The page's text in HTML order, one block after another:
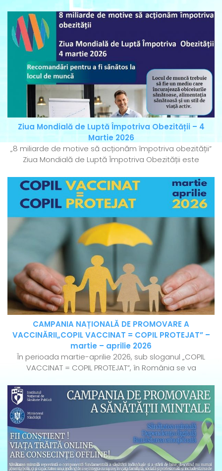
Ziua Mondială de Luptă Împotriva Obezității – 4
Martie 2026
„8 miliarde de motive să acționăm împotriva obezității”
Ziua Mondială de Luptă Împotriva Obezității este
CAMPANIA NAȚIONALĂ DE PROMOVARE A
VACCINĂRII„COPIL VACCINAT = COPIL PROTEJAT” –
martie – aprilie 2026
În perioada martie-aprilie 2026, sub sloganul „COPIL
VACCINAT = COPIL PROTEJAT”, în România se va